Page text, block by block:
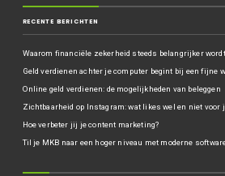
RECENTE BERICHTEN
Waarom financiële zekerheid steeds belangrijker
Geld verdienen achter je computer begint bij een fijne
Online geld verdienen: de mogelijkheden van beleggen
Zichtbaarheid op Instagram: wat likes wel en niet voor
Hoe verbeter jij je content marketing?
Til je MKB naar een hoger niveau met moderne